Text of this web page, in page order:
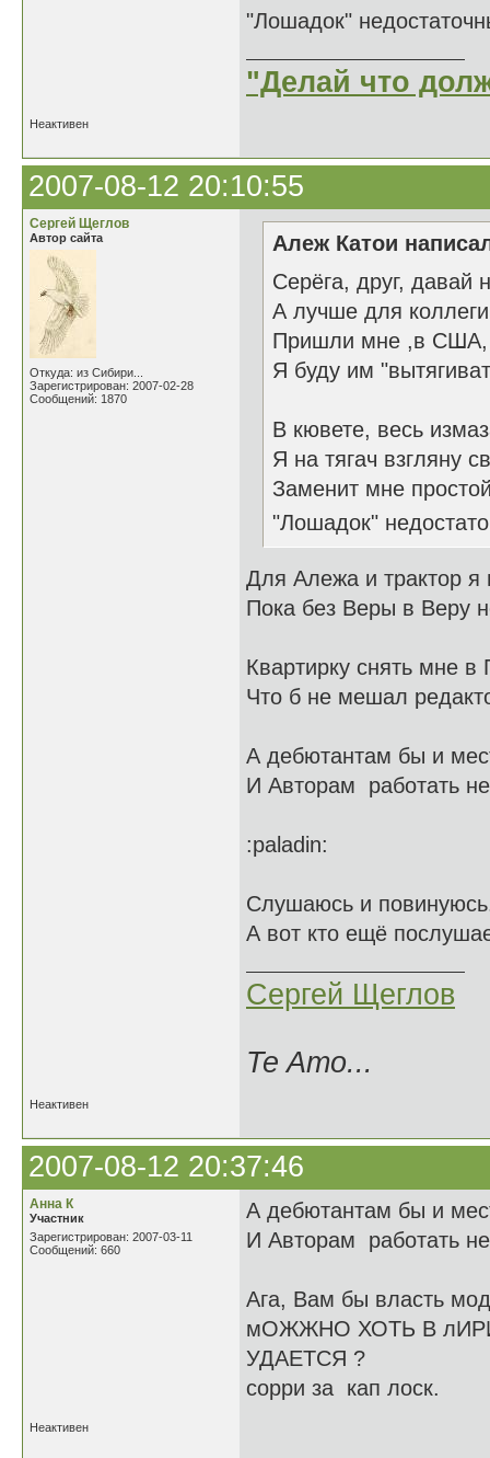
"Лошадок"
"Делай что
Неактивен
2007-08-12 20:10:55
Сергей Щеглов
Автор сайта
Откуда: из Сибири...
Зарегистрирован: 2007-02-28
Сообщений: 1870
Алеж Катои
Серёга, друг, давай
А лучше для
Пришли мне ,в США,
Я буду им
В кювете, весь
Я на тягач взгляну
Заменит мне
"Лошадок"
Для Алежа и трактор я
Пока без Веры в Веру
Квартирку снять мне
Что б не мешал
А дебютантам бы и
И Авторам работать
:paladin:
Слушаюсь и
А вот кто ещё
Сергей Щеглов
Te Amo...
Неактивен
2007-08-12 20:37:46
Анна К
Участник
Зарегистрирован: 2007-03-11
Сообщений: 660
А дебютантам бы и
И Авторам работать
Ага, Вам бы власть
мОЖЖНО ХОТЬ В
УДАЕТСЯ ?
сорри за кап лоск.
Неактивен